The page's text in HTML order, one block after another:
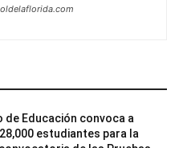
de Educación convoca a
estudiantes para la